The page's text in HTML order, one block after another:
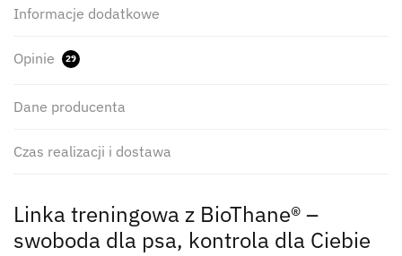
Informacje dodatkowe
Opinie 29
Dane producenta
Czas realizacji i dostawa
Linka treningowa z BioThane® –
swoboda dla psa, kontrola dla Ciebie